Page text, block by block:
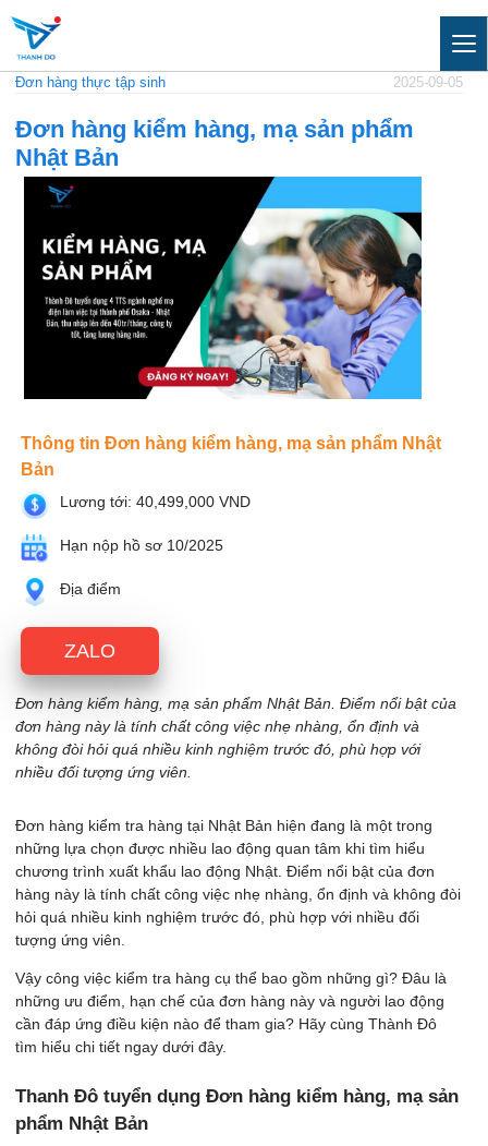
Đơn hàng thực tập sinh 2025-09-05
Đơn hàng kiểm hàng, mạ sản phẩm
Nhật Bản
Thông tin Đơn hàng kiểm hàng, mạ sản phẩm Nhật
Bản
Lương tới: 40,499,000 VND
Hạn nộp hồ sơ 10/2025
Địa điểm
ZALO
Đơn hàng kiểm hàng, mạ sản phẩm Nhật Bản. Điểm nổi bật của
đơn hàng này là tính chất công việc nhẹ nhàng, ổn định và
không đòi hỏi quá nhiều kinh nghiệm trước đó, phù hợp với
nhiều đối tượng ứng viên.
Đơn hàng kiểm tra hàng tại Nhật Bản hiện đang là một trong
những lựa chọn được nhiều lao động quan tâm khi tìm hiểu
chương trình xuất khẩu lao động Nhật. Điểm nổi bật của đơn
hàng này là tính chất công việc nhẹ nhàng, ổn định và không đòi
hỏi quá nhiều kinh nghiệm trước đó, phù hợp với nhiều đối
tượng ứng viên.
Vậy công việc kiểm tra hàng cụ thể bao gồm những gì? Đâu là
những ưu điểm, hạn chế của đơn hàng này và người lao động
cần đáp ứng điều kiện nào để tham gia? Hãy cùng Thành Đô
tìm hiểu chi tiết ngay dưới đây.
Thanh Đô tuyển dụng Đơn hàng kiểm hàng, mạ sản
phẩm Nhật Bản